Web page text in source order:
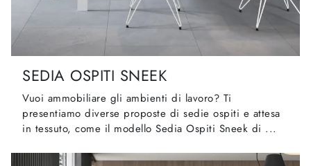
SEDIA OSPITI SNEEK
Vuoi ammobiliare gli ambienti di lavoro? Ti
presentiamo diverse proposte di sedie ospiti e attesa
in tessuto, come il modello Sedia Ospiti Sneek di ...